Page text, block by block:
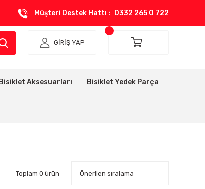
Müşteri Destek Hattı : 0332 265 0 722
GİRİŞ YAP
Bisiklet Aksesuarları Bisiklet Yedek Parça
Toplam 0 ürün